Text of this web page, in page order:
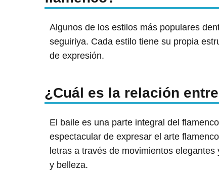
Algunos de los estilos más populares
seguiriya. Cada estilo tiene su propia
de expresión.
¿Cuál es la relación
El baile es una parte integral del
espectacular de expresar el arte
letras a través de movimientos
y belleza.